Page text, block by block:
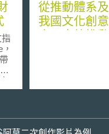
指
從推動體系
我國文化創